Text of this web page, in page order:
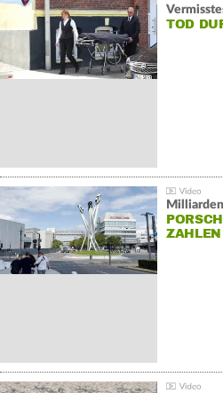
TOD
ZAHLEN